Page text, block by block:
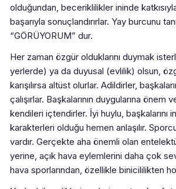
olduğundan, beceriklilikler ininde
başarıyla sonuçlandırırlar. Yay burcunu
“GÖRÜYORUM” dur.
Her zaman özgür olduklarını duymak
yerlerde) ya da duyusal (evlilik) olsun,
karışılırsa altüst olurlar. Adildirler,
çalışırlar. Başkalarının duygularına önem
kendileri içtendirler. İyi huylu, başkalarını
karakterleri olduğu hemen anlaşılır.
vardır. Gerçekte aha önemli olan
yerine, açık hava eylemlerini daha çok
hava sporlarından, özellikle binicililikten